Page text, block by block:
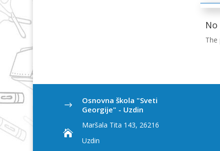
The
$
Osnovna škola "Sveti
Georgije" - Uzdin

Maršala Tita 143, 26216
Uzdin